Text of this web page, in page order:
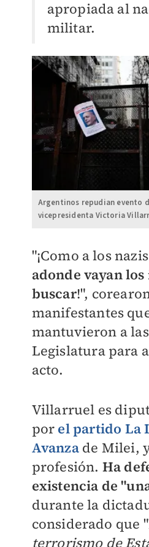
apropiada al
militar.
Argentinos repudian evento
vicepresidenta Victoria
"¡Como a los
adonde vayan
buscar!",
manifestantes
mantuvieron a
Legislatura para
acto.
Villarruel es
por el partido La
Avanzade Milei,
profesión. Ha
existencia de
durante la
considerado que
terrorismo de